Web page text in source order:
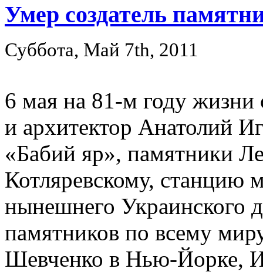
Умер создатель
Суббота, Май 7th, 2011
6 мая на 81-м году жизни
и архитектор Анатолий
«Бабий яр», памятники
Котляревскому, станцию
нынешнего Украинского
памятников по всему
Шевченко в Нью-Йорке,